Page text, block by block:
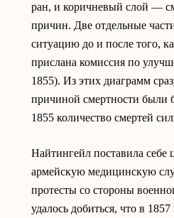
ран, и коричневый слой —
причин. Две отдельные
ситуацию до и после того,
прислана комиссия по
1855). Из этих диаграмм
причиной смертности были
1855 количество смертей
Найтингейл поставила себе
армейскую медицинскую
протесты со стороны
удалось добиться, что в